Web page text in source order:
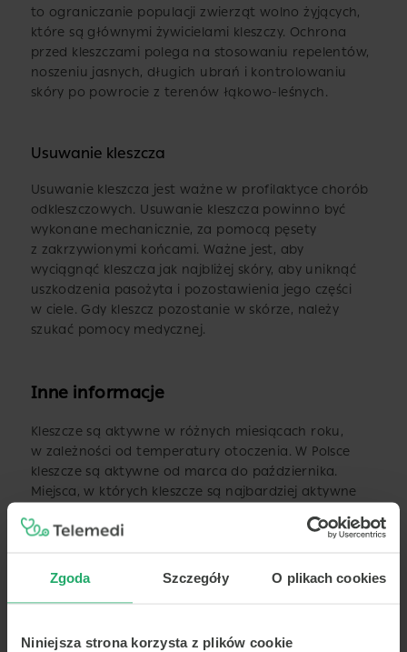
Zgoda Szczegóły O plikach cookies
Niniejsza strona korzysta z plików cookie
to ograniczanie populacji zwierząt wolno żyjących,
które są głównymi żywicielami kleszczy. Ochrona
przed kleszczami polega na stosowaniu repelentów,
noszeniu jasnych, długich ubrań i kontrolowaniu
skóry po powrocie z terenów łąkowo-leśnych.
Usuwanie kleszcza
Usuwanie kleszcza jest ważne w profilaktyce chorób
odkleszczowych. Usuwanie kleszcza powinno być
wykonane mechanicznie, za pomocą pęsety
z zakrzywionymi końcami. Ważne jest, aby
wyciągnąć kleszcza jak najbliżej skóry, aby uniknąć
uszkodzenia pasożyta i pozostawienia jego części
w ciele. Gdy kleszcz pozostanie w skórze, należy
szukać pomocy medycznej.
Inne informacje
Kleszcze są aktywne w różnych miesiącach roku,
w zależności od temperatury otoczenia. W Polsce
kleszcze są aktywne od marca do października.
Miejsca, w których kleszcze są najbardziej aktywne
ukąszenia jest największe, dlatego warto zachować
Podsumowując, każde ukąszenie kleszcza niesie
ze sobą ryzyko zakażenia chorobami
objawy grypopodobne, bóle głowy oraz brak